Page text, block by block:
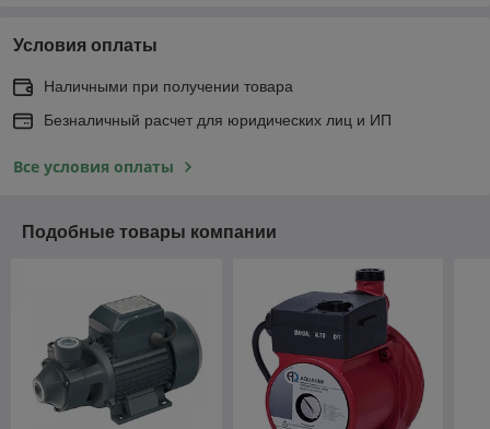
Условия оплаты
Наличными при получении товара
Безналичный расчет для юридических лиц и ИП
Все условия оплаты
Подобные товары компании